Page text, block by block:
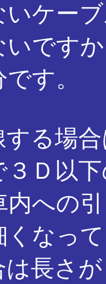
いケー
いです
す。
する場
Ｄ以
への
くなっ
は長さ